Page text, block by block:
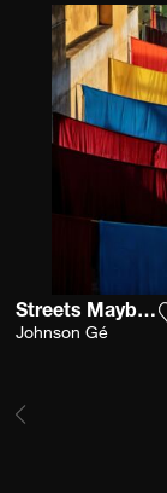
Streets Maybe Cuba 5
Johnson Gé